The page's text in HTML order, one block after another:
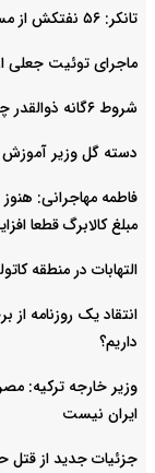
تانکر: ۵۶ نفتکش از مسیر عمانیِ تنگه هرمز خارج شدند + عکس
ماجرای توئیت جعلی
شروط ۶گانه ذوالقدر چیست که امید به توافق ایران و عمان را کاهش داد؟
دسته گل وزیر
فاطمه مهاجرانی:
مبلغ کالابرگ قطعا
التهابات در منطقه
انتقاد یک روزنامه از
داریم؟
وزیر خارجه ترکیه:
ایران نیست
جزئیات جدید از قتل